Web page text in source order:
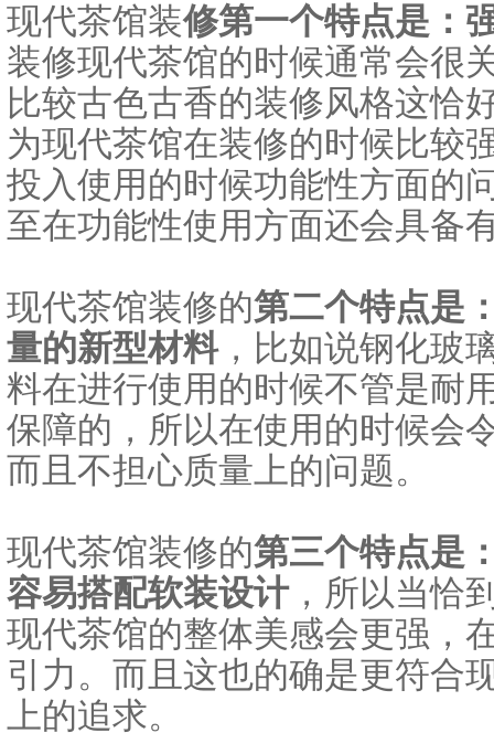
现代茶馆装修第一个特点是：
装修现代茶馆的时候通常会很
比较古色古香的装修风格这恰
为现代茶馆在装修的时候比较
投入使用的时候功能性方面的
至在功能性使用方面还会具备
现代茶馆装修的第二个特点是
量的新型材料，比如说钢化玻
料在进行使用的时候不管是耐
保障的，所以在使用的时候会
而且不担心质量上的问题。
现代茶馆装修的第三个特点是
容易搭配软装设计，所以当恰
现代茶馆的整体美感会更强，
引力。而且这也的确是更符合
上的追求。